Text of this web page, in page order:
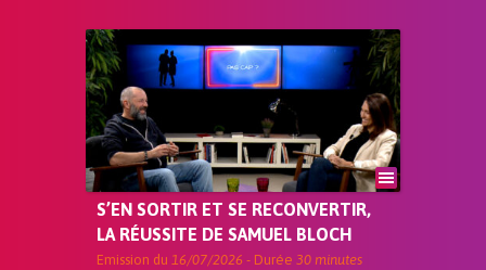
S’EN SORTIR ET SE RECONVERTIR,
LA RÉUSSITE DE SAMUEL BLOCH
Emission du 16/07/2026 - Durée 30 minutes